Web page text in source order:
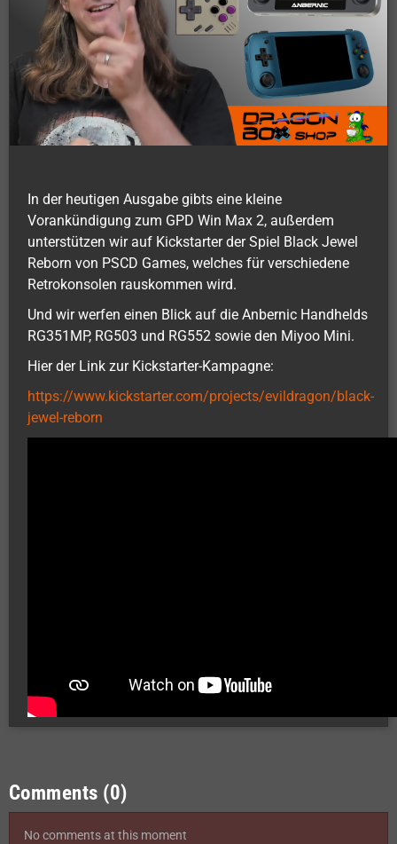
In der heutigen Ausgabe gibts eine kleine
Vorankündigung zum GPD Win Max 2, außerdem
unterstützen wir auf Kickstarter der Spiel Black Jewel
Reborn von PSCD Games, welches für verschiedene
Retrokonsolen rauskommen wird.
Und wir werfen einen Blick auf die Anbernic Handhelds
RG351MP, RG503 und RG552 sowie den Miyoo Mini.
Hier der Link zur Kickstarter-Kampagne:
https://www.kickstarter.com/projects/evildragon/black-
jewel-reborn
Comments (0)
No comments at this moment